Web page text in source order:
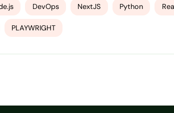
DevOps NextJS Python
PLAYWRIGHT